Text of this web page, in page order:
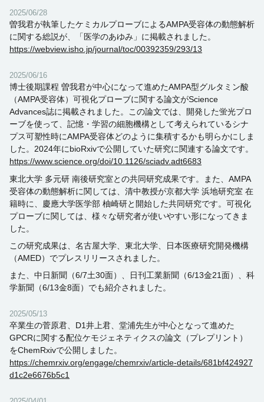
2025/06/28
曽我君が執筆したケミカルプローブによるAMPA受容体の動態解析
に関する総説が、「医学のあゆみ」に掲載されました。
https://webview.isho.jp/journal/toc/00392359/293/13
2025/06/16
博士後期課程 曽我君が中心になって進めたAMPA型グルタミン酸
（AMPA受容体）可視化プローブに関する論文がScience
Advances誌に掲載されました。この論文では、開発した蛍光プロ
ーブを使って、記憶・学習の細胞機構として考えられているシナ
プス可塑性時にAMPA受容体どのように集積するかも明らかにしま
した。2024年にbioRxivで公開していた研究に関連する論文です。
https://www.science.org/doi/10.1126/sciadv.adt6683
東北大学 多元研 南後研究室との共同研究成果です。また、 AMPA
受容体の動態解析に関しては、清中教授が京都大学 浜地研究室 在
籍時に、慶應大学医学部 柚崎研と開始した共同研究です。可視化
プローブに関しては、様々な研究者が使いやすい形になってきま
した。
この研究成果は、名古屋大学、東北大学、日本医療研究開発機構
（AMED）でプレスリリースされました。
また、中日新聞（6/7土30面）、日刊工業新聞（6/13金21面）、科
学新聞（6/13金8面）でも紹介されました。
2025/05/13
卒業生の菅原君、D1井上君、堂浦先生が中心となって進めた
GPCRに関する配位ケモジェネティクスの論文（プレプリント）
をChemRxivで公開しました。
https://chemrxiv.org/engage/chemrxiv/article-details/681bf424927
d1c2e6676b5c1